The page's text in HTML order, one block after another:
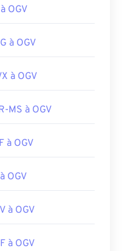
Association
MIDI
pour Mac OS X sont
OGV avec
OGV
à OGV
à OGV
MS à OGV
à OGV
OGV
à OGV
à OGV